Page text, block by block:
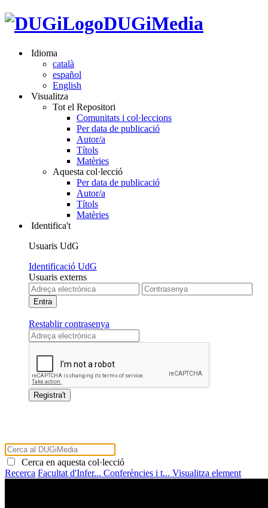
DUGiMedia
Idioma
català
español
English
Visualitza
Tot el Repositori
Comunitats i col·leccions
Per data de publicació
Autor/a
Títols
Matèries
Aquesta col·lecció
Per data de publicació
Autor/a
Títols
Matèries
Identifica't
Usuaris UdG
Identificació UdG
Usuaris externs
Restablir contrasenya
Cerca en aquesta col·lecció
Recerca Facultat d'Infer... Conferències i t... Visualitza element